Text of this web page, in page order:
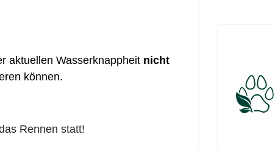
aktuellen Wasserknappheit nicht
können.
Rennen statt!